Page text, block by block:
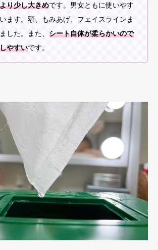
り少し大きめです。男女ともに使いやす
ます。額、もみあげ、フェイスラインま
した。また、 シート自体が柔らかいので
やすいです。